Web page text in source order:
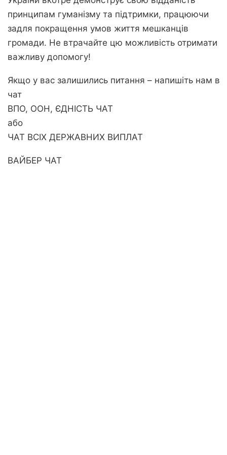
принципам гуманізму та підтримки, працюючи
задля покращення умов життя мешканців
громади. Не втрачайте цю можливість отримати
важливу допомогу!
Якщо у вас залишились питання – напишіть нам в
чат
ВПО, ООН, ЄДНІСТЬ ЧАТ
або
ЧАТ ВСІХ ДЕРЖАВНИХ ВИПЛАТ
ВАЙБЕР ЧАТ